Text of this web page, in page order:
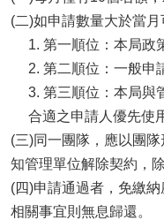
(二)如申請數量大於當
1. 第一順位：本局政
2. 第二順位：一般申
3. 第三順位：本局與
合適之申請人優先使
(三)同一團隊，應以團
知管理單位解除契約，
(四)申請通過者，免繳
相關事宜則無息歸還。